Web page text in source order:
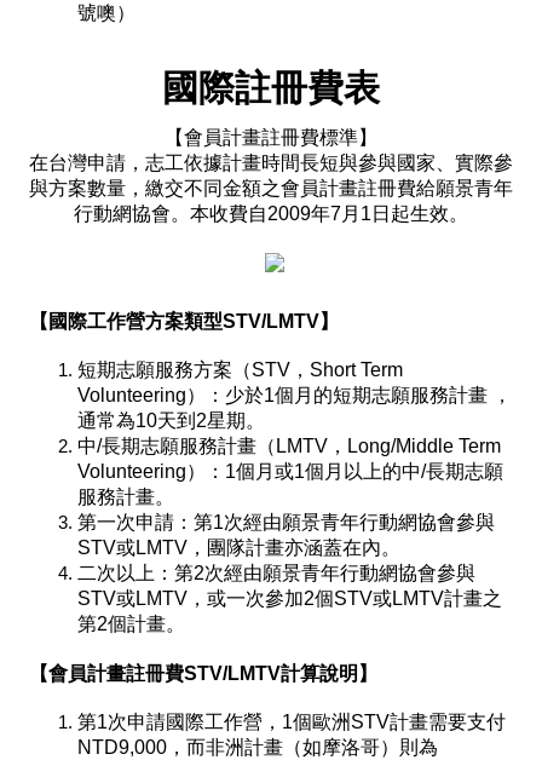
號噢）
國際註冊費表
【會員計畫註冊費標準】
在台灣申請，志工依據計畫時間長短與參與國家、 實際參
與方案數量 ， 繳交不同金額之會員計畫註冊費給願景青年
行動網協會。本收費自2009年7月1日起生效。
【國際工作營方案類型STV/LMTV】
短期志願服務方案（STV，Short Term
Volunteering）：少於1個月的短期志願服務計畫 ，
通常為10天到2星期。
中/長期志願服務計畫（LMTV，Long/Middle Term
Volunteering）：1個月或1個月以上的中/長期志願
服務計畫。
第一次申請：第1次經由願景青年行動網協會參與
STV或LMTV，團隊計畫亦涵蓋在內。
二次以上：第2次經由願景青年行動網協會參與
STV或LMTV，或一次參加2個STV或LMTV計畫之
第2個計畫。
【會員計畫註冊費STV/LMTV計算說明】
第1次申請國際工作營，1個歐洲STV計畫需要支付
NTD9,000，而非洲計畫（如摩洛哥）則為